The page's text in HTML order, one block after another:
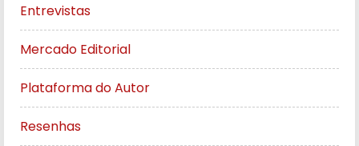
Entrevistas
Mercado Editorial
Plataforma do Autor
Resenhas